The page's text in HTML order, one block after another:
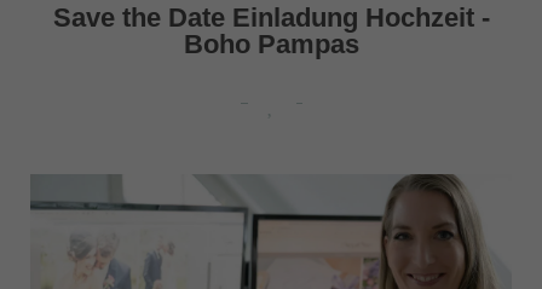
Save the Date Einladung Hochzeit -
Boho Pampas